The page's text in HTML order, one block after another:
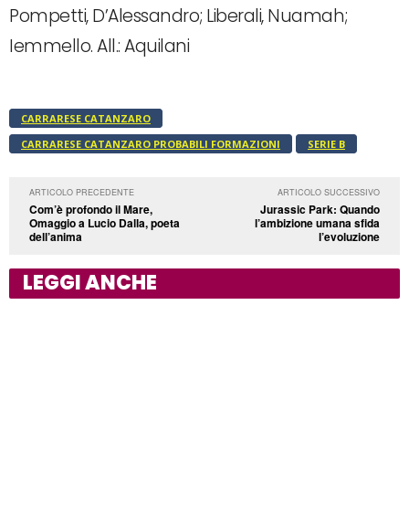
Pompetti, D’Alessandro; Liberali, Nuamah;
Iemmello. All.: Aquilani
CARRARESE CATANZARO
CARRARESE CATANZARO PROBABILI FORMAZIONI
SERIE B
ARTICOLO PRECEDENTE
Com’è profondo il Mare,
Omaggio a Lucio Dalla, poeta
dell’anima
ARTICOLO SUCCESSIVO
Jurassic Park: Quando
l’ambizione umana sfida
l’evoluzione
LEGGI ANCHE